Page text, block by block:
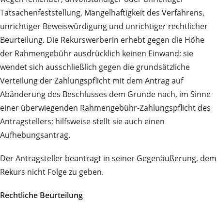
Tatsachenfeststellung, Mangelhaftigkeit des Verfahrens,
unrichtiger Beweiswürdigung und unrichtiger rechtlicher
Beurteilung. Die Rekurswerberin erhebt gegen die Höhe
der Rahmengebühr ausdrücklich keinen Einwand; sie
wendet sich ausschließlich gegen die grundsätzliche
Verteilung der Zahlungspflicht mit dem Antrag auf
Abänderung des Beschlusses dem Grunde nach, im Sinne
einer überwiegenden Rahmengebühr-Zahlungspflicht des
Antragstellers; hilfsweise stellt sie auch einen
Aufhebungsantrag.
Der Antragsteller beantragt in seiner Gegenäußerung, dem
Rekurs nicht Folge zu geben.
Rechtliche Beurteilung